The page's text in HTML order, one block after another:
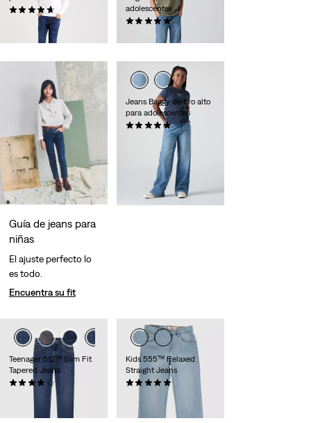
(48)
adolescentes
(2)
Jeans Baggy de tiro alto
para adolescentes
(5)
Teenager 512™ Slim Fit
Tapered Jeans
is
20,00 €
Original
Price
was
40,00 €
Kids 555™ Relaxed
Straight Jeans
is
Original
Price
was
45,00 €
Guía de jeans para
niñas
El ajuste perfecto lo
es todo.
Encuentra su fit